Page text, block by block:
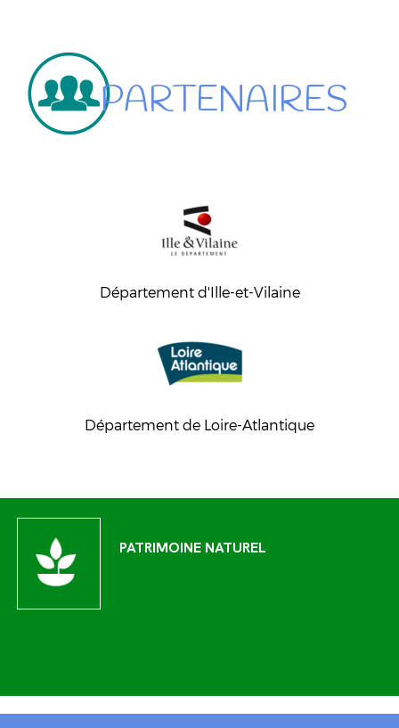
PARTENAIRES
Département d'Ille-et-Vilaine
Département de Loire-Atlantique
PATRIMOINE NATUREL